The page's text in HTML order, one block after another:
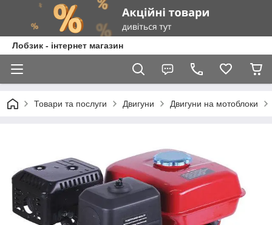
Лобзик - інтернет магазин
Товари та послуги Двигуни Двигуни на мотоблоки